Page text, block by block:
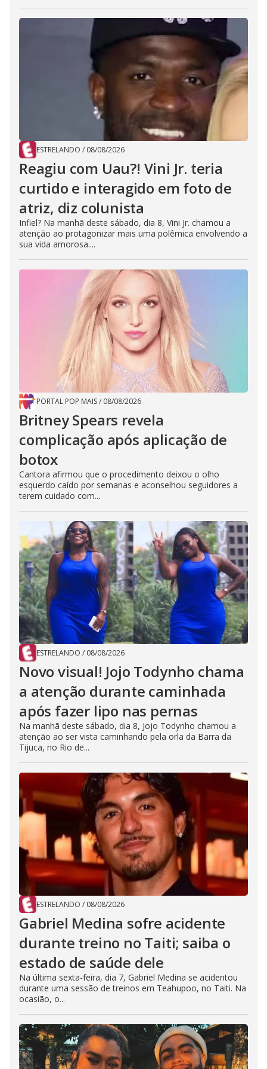
ESTRELANDO / 08/08/2026
Reagiu com Uau?! Vini Jr. teria
curtido e interagido em foto de
atriz, diz colunista
Infiel? Na manhã deste sábado, dia 8, Vini Jr. chamou a
atenção ao protagonizar mais uma polêmica envolvendo a
sua vida amorosa....
PORTAL POP MAIS/ 08/08/2026
Britney Spears revela
complicação após aplicação de
botox
Cantora afirmou que o procedimento deixou o olho
esquerdo caído por semanas e aconselhou seguidores a
terem cuidado com...
ESTRELANDO / 08/08/2026
Novo visual! Jojo Todynho chama
a atenção durante caminhada
após fazer lipo nas pernas
Na manhã deste sábado, dia 8, Jojo Todynho chamou a
atenção ao ser vista caminhando pela orla da Barra da
Tijuca, no Rio de...
ESTRELANDO / 08/08/2026
Gabriel Medina sofre acidente
durante treino no Taiti; saiba o
estado de saúde dele
Na última sexta-feira, dia 7, Gabriel Medina se acidentou
durante uma sessão de treinos em Teahupoo, no Taiti. Na
ocasião, o...